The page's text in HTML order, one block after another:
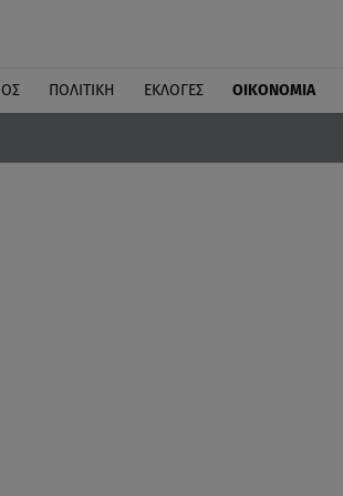
ΠΟΛΙΤΙΚΗ ΕΚΛΟΓΕΣ ΟΙΚΟΝΟΜΙΑ